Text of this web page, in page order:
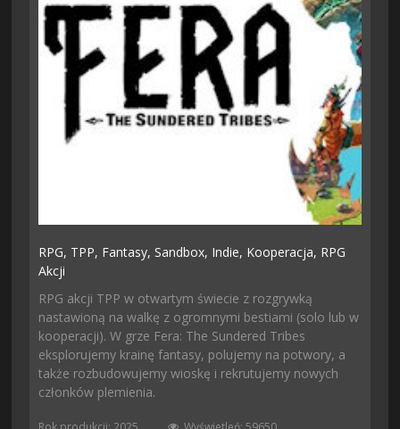
RPG, TPP, Fantasy,Sandbox, Indie, Kooperacja, RPG
Akcji
RPG akcji TPP w otwartym świecie z rozgrywką
nastawioną na walkę z ogromnymi bestiami (solo lub w
kooperacji). W grze Fera: The Sundered Tribes
eksplorujemy krainę fantasy, polujemy na potwory, a
także rozbudowujemy wioskę i rekrutujemy nowych
członków plemienia.